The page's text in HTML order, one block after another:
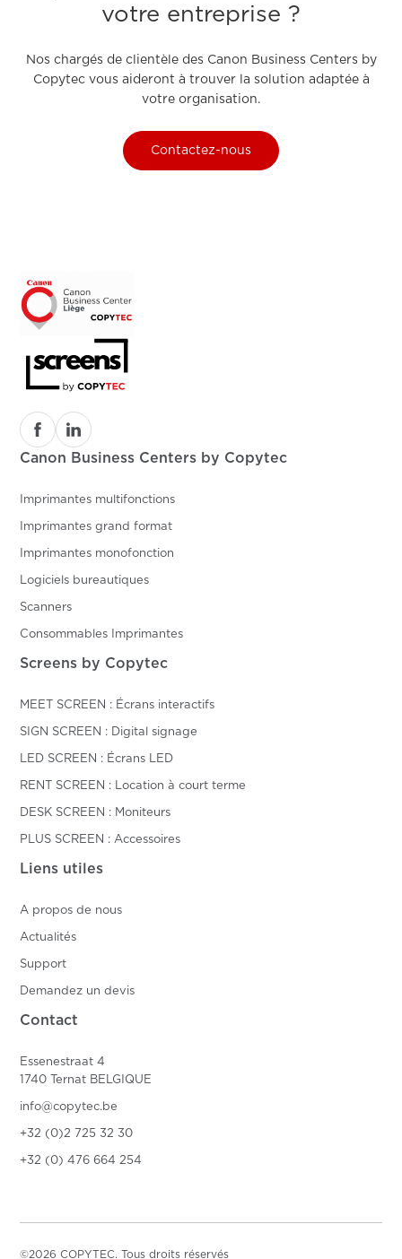
votre entreprise ?
Nos chargés de clientèle des Canon Business Centers by
Copytec vous aideront à trouver la solution adaptée à
votre organisation.
Contactez-nous
Canon Business Centers by Copytec
Imprimantes multifonctions
Imprimantes grand format
Imprimantes monofonction
Logiciels bureautiques
Scanners
Consommables Imprimantes
Screens by Copytec
MEET SCREEN : Écrans interactifs
SIGN SCREEN : Digital signage
LED SCREEN : Écrans LED
RENT SCREEN : Location à court terme
DESK SCREEN : Moniteurs
PLUS SCREEN : Accessoires
Liens utiles
A propos de nous
Actualités
Support
Demandez un devis
Contact
Essenestraat 4
1740 Ternat BELGIQUE
info@copytec.be
+32 (0)2 725 32 30
+32 (0) 476 664 254
©2026 COPYTEC. Tous droits réservés